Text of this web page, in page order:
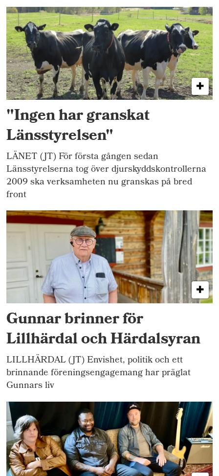
"Ingen har granskat
Länsstyrelsen"
LÄNET (JT) För första gången sedan
Länsstyrelserna tog över djurskyddskontrollerna
2009 ska verksamheten nu granskas på bred
front
Gunnar brinner för
Lillhärdal och Härdalsyran
LILLHÄRDAL (JT) Envishet, politik och ett
brinnande föreningsengagemang har präglat
Gunnars liv